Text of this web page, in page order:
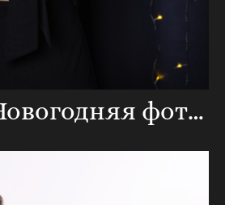
Татьяна. Новогодняя фотосессия